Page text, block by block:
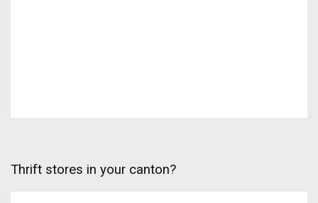
Thrift stores in your canton?